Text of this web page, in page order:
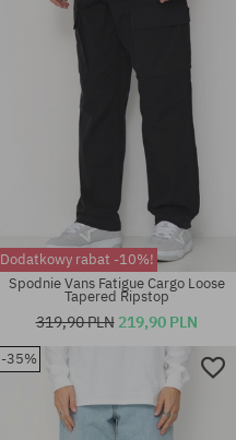
31; 32; 33; 34
Dostępne rozmiary:
30X32; 31X32; 32X32; 33X32;
34X32; 36X32
Dodatkowy rabat -10%!
Spodnie Vans Fatigue Cargo Loose
Tapered Ripstop
319,90 PLN 219,90 PLN
-35%